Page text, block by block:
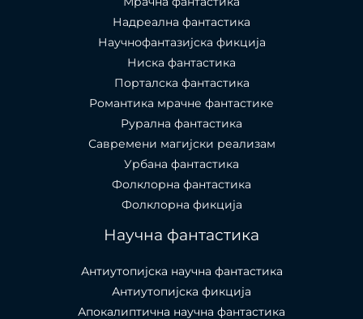
Надреална фантастика
Научнофантазијска фикција
Ниска фантастика
Порталска фантастика​
Романтика мрачне фантастике
Рурална фантастика
Савремени магијски реализам
Урбана фантастика
Фолклорна фантастика
Фолклорна фикција
Научна фантастика
Антиутопијска научна фантастика
Антиутопијска фикција
Апокалиптична научна фантастика